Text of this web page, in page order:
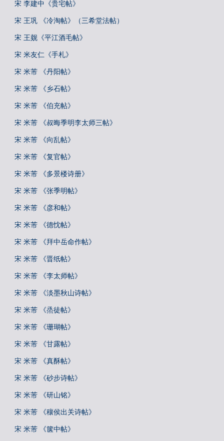
宋 李建中《贵宅帖》
宋 王巩 《冷淘帖》（三希堂法帖）
宋 王觌《平江酒毛帖》
宋 米友仁《手札》
宋 米芾 《丹阳帖》
宋 米芾 《乡石帖》
宋 米芾 《伯充帖》
宋 米芾 《叔晦季明李太师三帖》
宋 米芾 《向乱帖》
宋 米芾 《复官帖》
宋 米芾 《多景楼诗册》
宋 米芾 《张季明帖》
宋 米芾 《彦和帖》
宋 米芾 《德忱帖》
宋 米芾 《拜中岳命作帖》
宋 米芾 《晋纸帖》
宋 米芾 《李太师帖》
宋 米芾 《淡墨秋山诗帖》
宋 米芾 《烝徒帖》
宋 米芾 《珊瑚帖》
宋 米芾 《甘露帖》
宋 米芾 《真酥帖》
宋 米芾 《砂步诗帖》
宋 米芾 《研山铭》
宋 米芾 《穰侯出关诗帖》
宋 米芾 《箧中帖》